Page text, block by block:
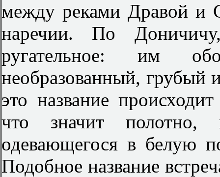
между реками Дравой и
наречии. По
ругательное: им
необразованный, грубый
это название
что значит полотно,
одевающегося в белую
Подобное название